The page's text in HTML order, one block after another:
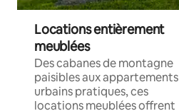
Locations entièrement
meublées
Des cabanes de montagne
paisibles aux appartements
urbains pratiques, ces
locations meublées offrent